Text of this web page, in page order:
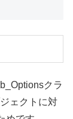
クラ
ェクトに対